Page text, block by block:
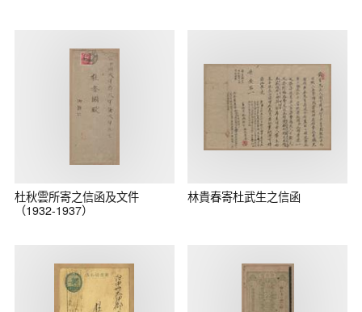
杜秋雲所寄之信函及文件
（1932-1937）
林貴春寄杜武生之信函